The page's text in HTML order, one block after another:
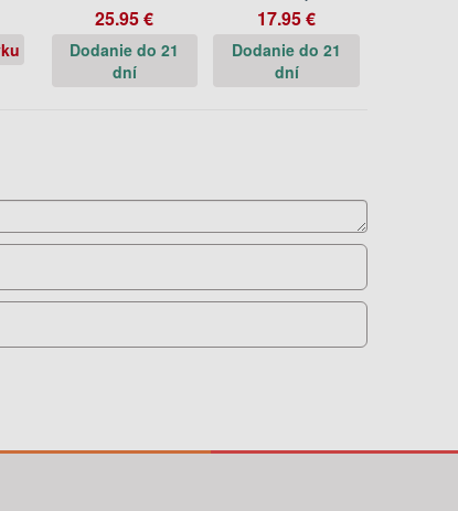
25.95 €
Dodanie do 21
dní
17.95 €
Dodanie do 21
dní